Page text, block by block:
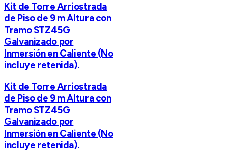
Kit de Torre Arriostrada
de Piso de 9 m Altura con
Tramo STZ45G
Galvanizado por
Inmersión en Caliente (No
incluye retenida).
Kit de Torre Arriostrada
de Piso de 9 m Altura con
Tramo STZ45G
Galvanizado por
Inmersión en Caliente (No
incluye retenida).